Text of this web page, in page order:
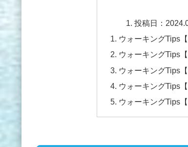
投稿日：
ウォーキングTips
ウォーキングTips
ウォーキングTips
ウォーキングTips
ウォーキングTips